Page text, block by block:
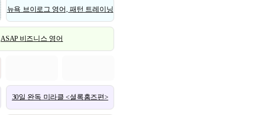
뉴욕 브이로그 영어, 패턴 트레이닝
ASAP 비즈니스 영어
30일 완독 미라클 <셜록홈즈편>